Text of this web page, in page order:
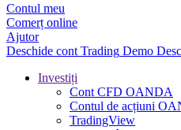
Contul meu
Comerț online
Ajutor
Deschide cont Trading Demo
Investiți
Cont CFD OANDA
Contul de acțiuni
TradingView